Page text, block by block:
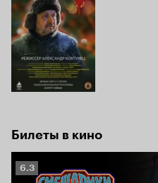
Билеты в кино
Рейтинг
6.3